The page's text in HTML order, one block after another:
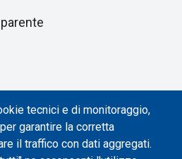
tecnici e di monitoraggio,
garantire la corretta
il traffico con dati aggregati.